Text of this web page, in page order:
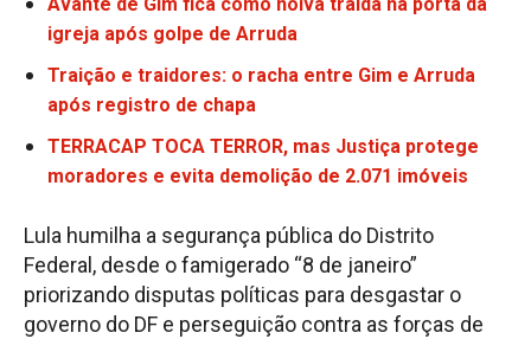
igreja após golpe de Arruda
Traição e traidores: o racha entre Gim e Arruda
após registro de chapa
TERRACAP TOCA TERROR, mas Justiça protege
moradores e evita demolição de 2.071 imóveis
Lula humilha a segurança pública do Distrito
Federal, desde o famigerado “8 de janeiro”
priorizando disputas políticas para desgastar o
governo do DF e perseguição contra as forças de